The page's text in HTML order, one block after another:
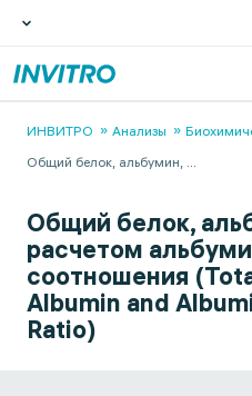
ИНВИТРО Анализы
Общий белок, альбумин, ...
Общий белок,
расчетом
соотношения
Albumin and
Ratio)